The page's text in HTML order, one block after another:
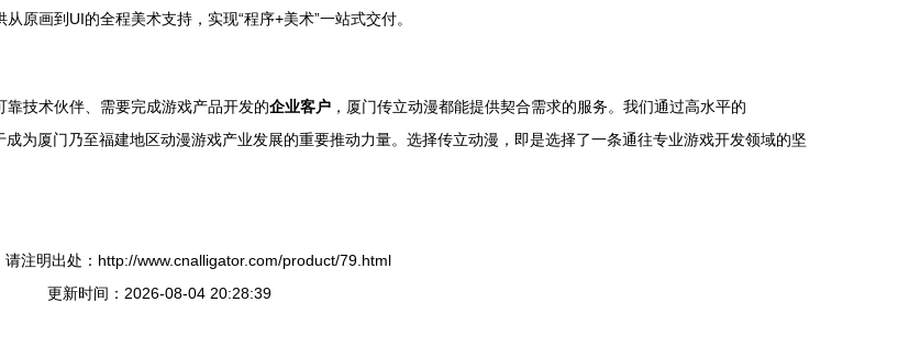
原画到UI的全程美术支持，实现“程序+美术”一站式交付。
靠技术伙伴、需要完成游戏产品开发的企业客户 ，厦门传立动漫都能提供契合需求的服务。我们通过高水平的
成为厦门乃至福建地区动漫游戏产业发展的重要推动力量。选择传立动漫，即是选择了一条通往专业游戏开发领域的坚
请注明出处：http://www.cnalligator.com/product/79.html
更新时间：2026-08-04 20:28:39